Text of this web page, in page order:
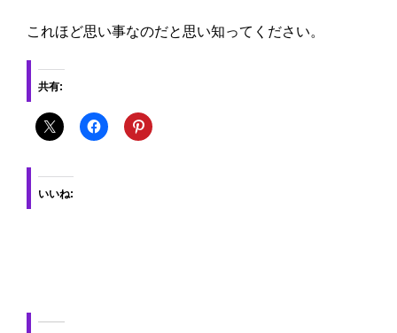
これほど思い事なのだと思い知ってください。
共有:
いいね: